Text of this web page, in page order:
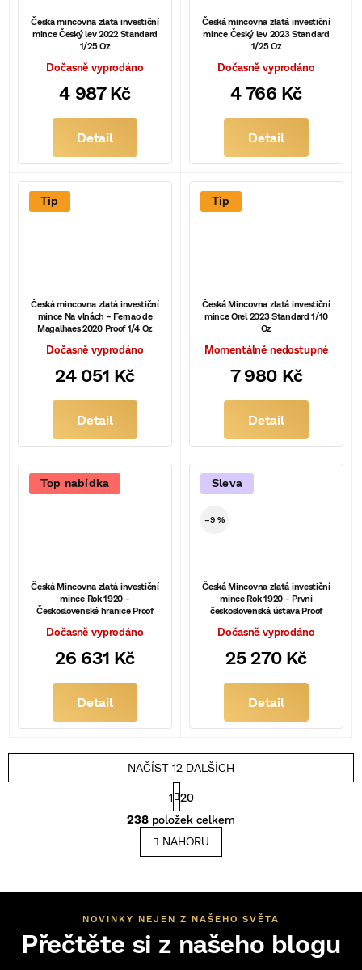
Česká mincovna zlatá investiční
mince Český lev 2022 Standard
1/25 Oz
Dočasně vyprodáno
4 987 Kč
Detail
Česká mincovna zlatá investiční
mince Český lev 2023 Standard
1/25 Oz
Dočasně vyprodáno
4 766 Kč
Detail
Tip
Česká mincovna zlatá investiční
mince Na vlnách - Fernao de
Magalhaes 2020 Proof 1/4 Oz
Dočasně vyprodáno
24 051 Kč
Detail
Tip
Česká Mincovna zlatá investiční
mince Orel 2023 Standard 1/10
Oz
Momentálně nedostupné
7 980 Kč
Detail
Top nabídka
Česká Mincovna zlatá investiční
mince Rok 1920 -
Československé hranice Proof
Dočasně vyprodáno
26 631 Kč
Detail
Sleva
–9 %
Česká Mincovna zlatá investiční
mince Rok 1920 - První
československá ústava Proof
Dočasně vyprodáno
25 270 Kč
Detail
O
v
l
á
a
í
r
NAČÍST 12 DALŠÍCH
t
r
á
n
k
n
í
1 20
238 položek celkem
NAHORU
NOVINKY NEJEN Z NAŠEHO SVĚTA
Přečtěte si z našeho blogu